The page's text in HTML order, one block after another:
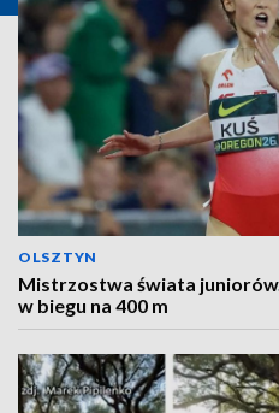
OLSZTYN
Mistrzostwa świata
w biegu na 400 m